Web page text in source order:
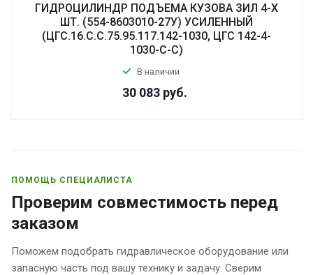
ГИДРОЦИЛИНДР ПОДЪЕМА КУЗОВА ЗИЛ 4-Х
ШТ. (554-8603010-27У) УСИЛЕННЫЙ
(ЦГС.16.С.С.75.95.117.142-1030, ЦГС 142-4-
1030-С-С)
В наличии
30 083 руб.
ПОМОЩЬ СПЕЦИАЛИСТА
Проверим совместимость перед
заказом
Поможем подобрать гидравлическое оборудование или
запасную часть под вашу технику и задачу. Сверим